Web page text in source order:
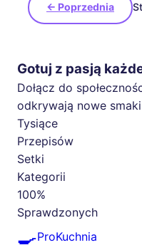
← Poprzednia
Gotuj z pasją
Dołącz do
odkrywają nowe
Tysiące
Przepisów
Setki
Kategorii
100%
Sprawdzonych
🍳ProKuchnia